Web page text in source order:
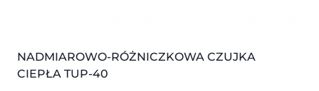
NADMIAROWO-RÓŻNICZKOWA CZUJKA
CIEPŁA TUP-40